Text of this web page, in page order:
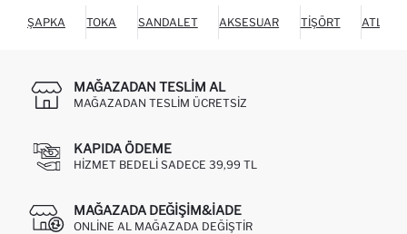
ŞAPKA TOKA SANDALET AKSESUAR TIŞÖRT ATLET
MAĞAZADAN TESLIM AL
MAĞAZADAN TESLIM ÜCRETSIZ
KAPIDA ÖDEME
HIZMET BEDELI SADECE 39,99 TL
MAĞAZADA DEĞIŞIM&İADE
ONLINE AL MAĞAZADA DEĞIŞTIR